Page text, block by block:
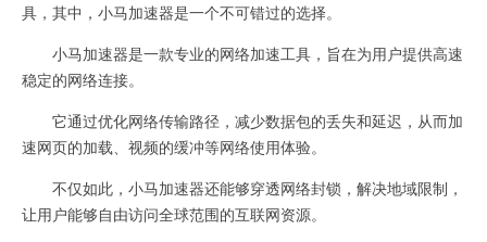
具，其中，小马加速器是一个不可错过的选择。
小马加速器是一款专业的网络加速工具，旨在为用户提供高速
稳定的网络连接。
它通过优化网络传输路径，减少数据包的丢失和延迟，从而加
速网页的加载、视频的缓冲等网络使用体验。
不仅如此，小马加速器还能够穿透网络封锁，解决地域限制，
让用户能够自由访问全球范围的互联网资源。